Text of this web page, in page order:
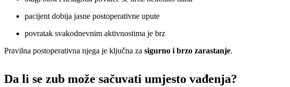
pacijent dobija jasne postoperativne upute
povratak svakodnevnim aktivnostima je brz
Pravilna postoperativna njega je ključna za sigurno i brzo zarastanje.
Da li se zub može sačuvati umjesto vađenja?